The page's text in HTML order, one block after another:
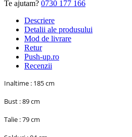
Te ajutam? 0730 177 166
Descriere
Detalii ale produsului
Mod de livrare
Retur
Push-up.ro
Recenzii
Inaltime : 185 cm
Bust : 89 cm
Talie : 79 cm